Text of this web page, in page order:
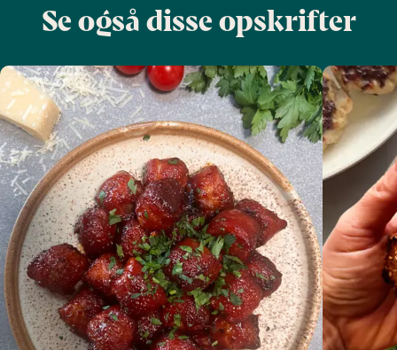
Se også disse opskrifter